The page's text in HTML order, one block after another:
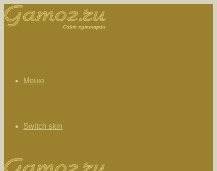
Меню
Switch skin